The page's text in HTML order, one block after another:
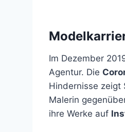
Im Dezember
Agentur. Die
Hindernisse zeigt
Malerin
ihre Werke auf